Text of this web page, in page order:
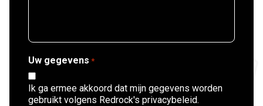
Uw gegevens *
Ik ga ermee akkoord dat mijn gegevens worden
gebruikt volgens Redrock's privacybeleid.